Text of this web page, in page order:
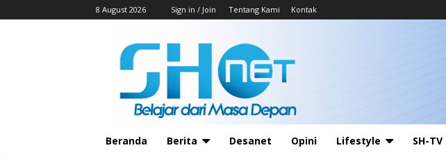
8 August 2026 Sign in / Join Tentang Kami Kontak
Beranda Berita Desanet Opini Lifestyle SH-TV